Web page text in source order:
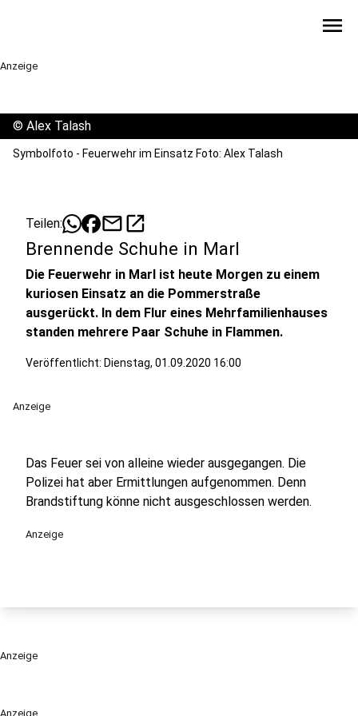
menu
Anzeige
Anzeige
© Alex Talash
Symbolfoto - Feuerwehr im Einsatz Foto: Alex Talash
Teilen: mailopen_in_new
Brennende Schuhe in Marl
Die Feuerwehr in Marl ist heute Morgen zu einem
kuriosen Einsatz an die Pommerstraße
ausgerückt. In dem Flur eines Mehrfamilienhauses
standen mehrere Paar Schuhe in Flammen.
Veröffentlicht: Dienstag, 01.09.2020 16:00
Anzeige
Das Feuer sei von alleine wieder ausgegangen. Die
Polizei hat aber Ermittlungen aufgenommen. Denn
Brandstiftung könne nicht ausgeschlossen werden.
Anzeige
Anzeige